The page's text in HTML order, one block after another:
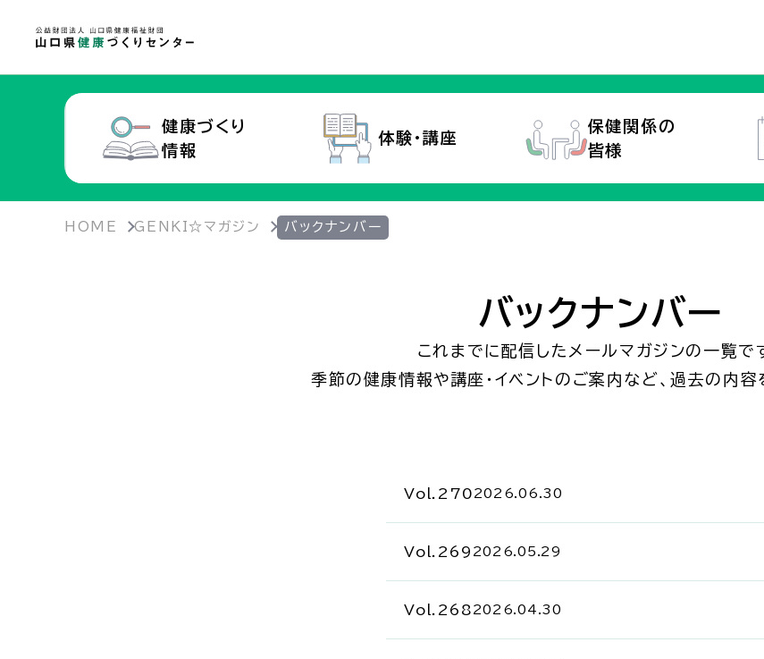
健康づくり
情報
体験・講座
保健関係の
皆様
HOME GENKI☆マガジン バックナンバー
バックナンバー
これまでに配信したメールマガジンの一覧です
季節の健康情報や講座・イベントのご案内など、過去の内容
Vol.270 2026.06.30
Vol.269 2026.05.29
Vol.268 2026.04.30